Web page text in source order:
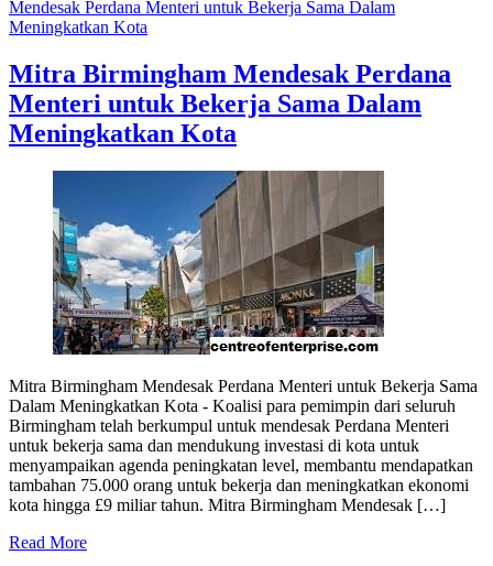
Mendesak Perdana Menteri untuk Bekerja Sama Dalam
Meningkatkan Kota
Mitra Birmingham Mendesak Perdana
Menteri untuk Bekerja Sama Dalam
Meningkatkan Kota
Mitra Birmingham Mendesak Perdana Menteri untuk Bekerja Sama
Dalam Meningkatkan Kota - Koalisi para pemimpin dari seluruh
Birmingham telah berkumpul untuk mendesak Perdana Menteri
untuk bekerja sama dan mendukung investasi di kota untuk
menyampaikan agenda peningkatan level, membantu mendapatkan
tambahan 75.000 orang untuk bekerja dan meningkatkan ekonomi
kota hingga £9 miliar tahun. Mitra Birmingham Mendesak […]
Read More